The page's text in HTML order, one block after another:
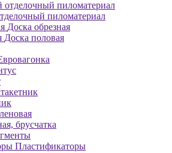
пиломатериал
Доска обрезная
Доска половая
брусчатка
Пластификаторы